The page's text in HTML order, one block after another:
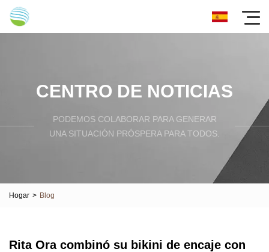
CENTRO DE NOTICIAS
PODEMOS COLABORAR PARA GENERAR
UNA SITUACIÓN PRÓSPERA PARA TODOS.
Hogar > Blog
Rita Ora combinó su bikini de encaje con